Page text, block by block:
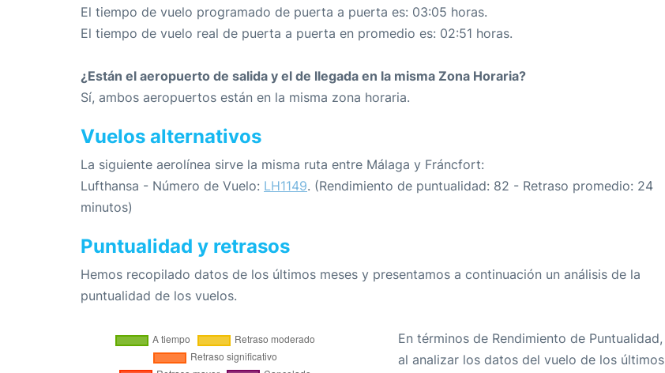
El tiempo de vuelo programado de puerta a puerta es: 03:05 horas.
El tiempo de vuelo real de puerta a puerta en promedio es: 02:51 horas.
¿Están el aeropuerto de salida y el de llegada en la misma Zona Horaria?
Sí, ambos aeropuertos están en la misma zona horaria.
Vuelos alternativos
La siguiente aerolínea sirve la misma ruta entre Málaga y Fráncfort:
Lufthansa - Número de Vuelo: LH1149. (Rendimiento de puntualidad: 82 - Retraso promedio: 24
minutos)
Puntualidad y retrasos
Hemos recopilado datos de los últimos meses y presentamos a continuación un análisis de la
puntualidad de los vuelos.
En términos de Rendimiento de Puntualidad,
al analizar los datos del vuelo de los últimos